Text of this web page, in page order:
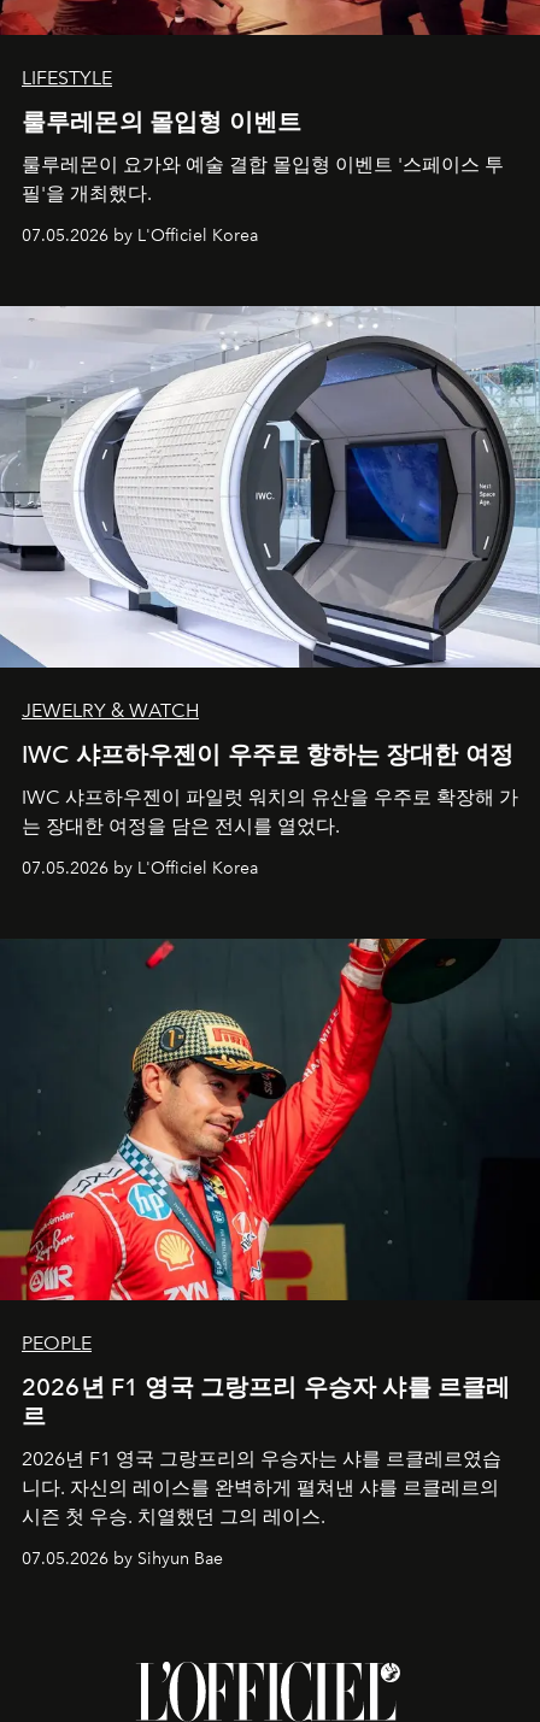
LIFESTYLE
룰루레몬의 몰입형 이벤트
룰루레몬이 요가와 예술 결합 몰입형 이벤트 '스페이스 투
필'을 개최했다.
07.05.2026 by L'Officiel Korea
JEWELRY & WATCH
IWC 샤프하우젠이 우주로 향하는 장대한 여정
IWC 샤프하우젠이 파일럿 워치의 유산을 우주로 확장해 가
는 장대한 여정을 담은 전시를 열었다.
07.05.2026 by L'Officiel Korea
PEOPLE
2026년 F1 영국 그랑프리 우승자 샤를 르클레
르
2026년 F1 영국 그랑프리의 우승자는 샤를 르클레르였습
니다. 자신의 레이스를 완벽하게 펼쳐낸 샤를 르클레르의
시즌 첫 우승. 치열했던 그의 레이스.
07.05.2026 by Sihyun Bae